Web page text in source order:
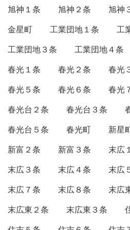
旭神１条
旭神２条 旭神
金星町
工業団地１条
工
工業団地３条
工業団地４条
春光１条
春光２条 春光
春光５条
春光６条 春光
春光台２条
春光台３条
春光台５条
春光町 新星
新富２条
新富３条 末広
末広３条
末広４条 末広
末広７条
末広８条
末広
末広東２条
末広東３条